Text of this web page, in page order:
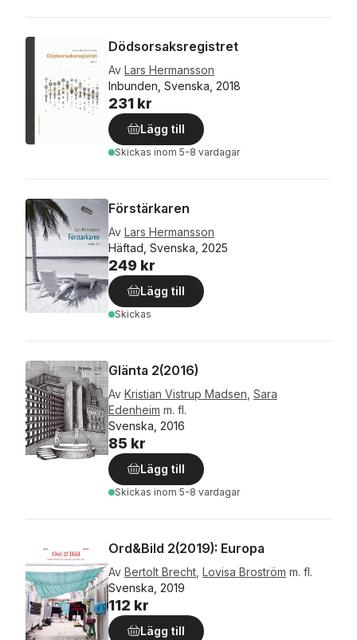
Dödsorsaksregistret
Av Lars Hermansson
Inbunden, Svenska, 2018
231 kr
Lägg till
Skickas inom 5-8 vardagar
Förstärkaren
Av Lars Hermansson
Häftad, Svenska, 2025
249 kr
Lägg till
Skickas
Glänta 2(2016)
Av Kristian Vistrup Madsen Sara
Edenheim m. fl.
Svenska, 2016
85 kr
Lägg till
Skickas inom 5-8 vardagar
Ord&Bild 2(2019): Europa
Av Bertolt Brecht Lovisa Broström m. fl.
Svenska, 2019
112 kr
Lägg till